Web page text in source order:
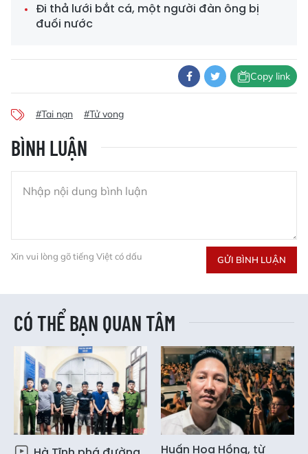
Đi thả lưới bắt cá, một người đàn ông bị
đuối nước
Copy link
#Tai nạn #Tử vong
BÌNH LUẬN
Xin vui lòng gõ tiếng Việt có dấu GỬI BÌNH LUẬN
CÓ THỂ BẠN QUAN TÂM
Huấn Hoa Hồng, từ